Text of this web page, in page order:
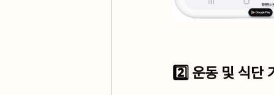
2️⃣ 운동 및 식단